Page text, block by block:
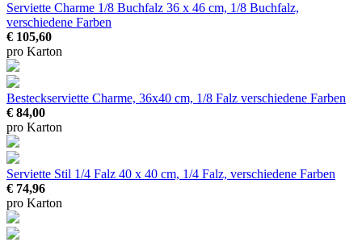
Serviette Charme 1/8 Buchfalz 36 x 46 cm, 1/8 Buchfalz,
verschiedene Farben
€ 105,60
pro Karton
Besteckserviette Charme, 36x40 cm, 1/8 Falz verschiedene Farben
€ 84,00
pro Karton
Serviette Stil 1/4 Falz 40 x 40 cm, 1/4 Falz, verschiedene Farben
€ 74,96
pro Karton